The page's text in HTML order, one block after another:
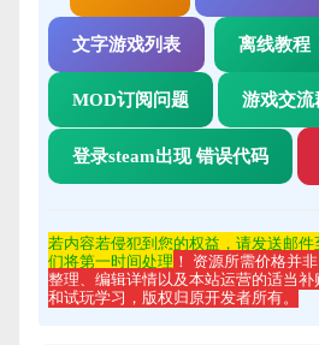
文字游戏列表 离线教程
MOD订阅问题 游戏交流
登录steam出现 错误代码
若内容若侵犯到您的权益，请发送邮
们将第一时间处理 ！ 资源所需价格并
整理、编辑详情以及本站运营的适当
和试玩学习，版权归原开发者所有。